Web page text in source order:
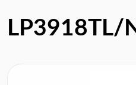
LP3918TL/